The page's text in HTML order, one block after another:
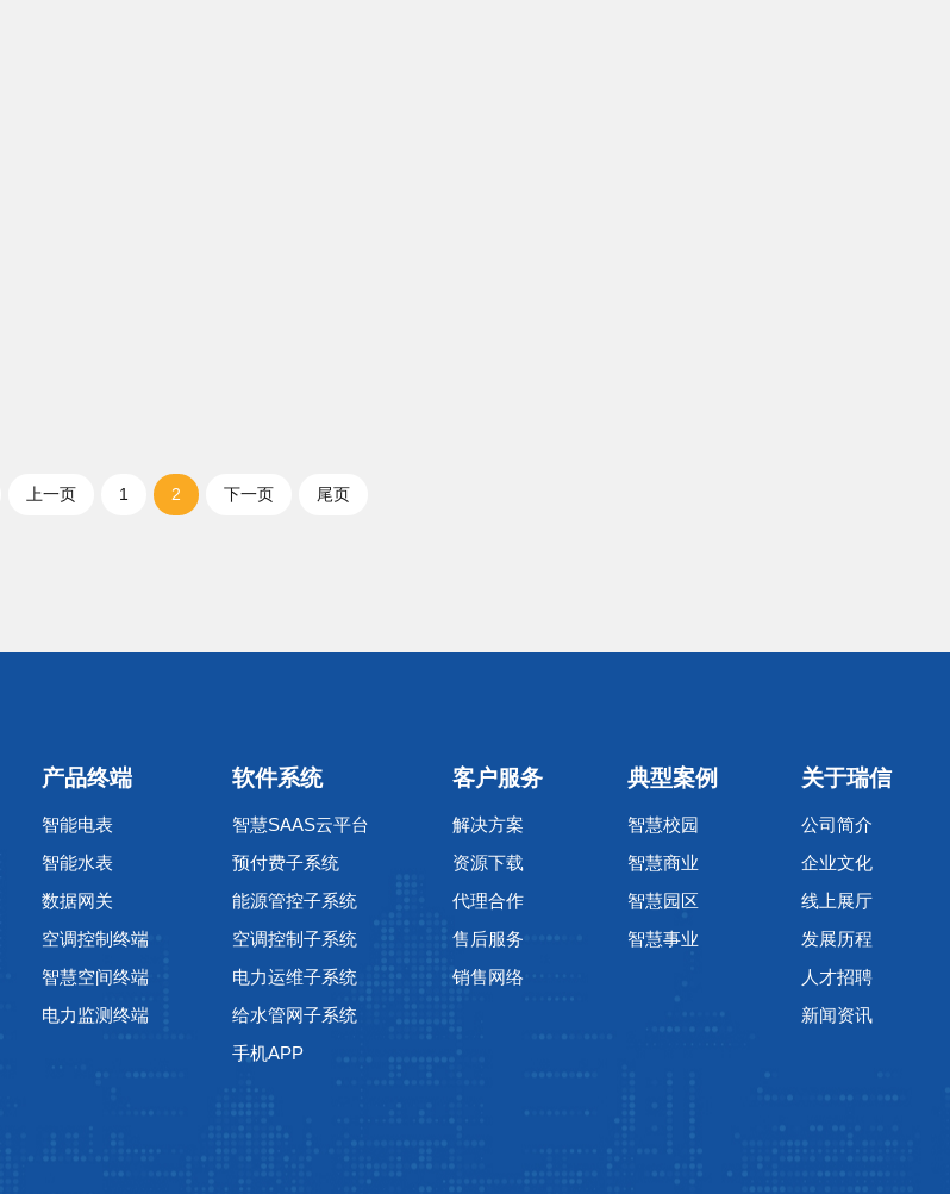
上一页 1 2 下一页 尾页
产品终端
智能电表
智能水表
数据网关
空调控制终端
智慧空间终端
电力监测终端
软件系统
智慧SAAS云平台
预付费子系统
能源管控子系统
空调控制子系统
电力运维子系统
给水管网子系统
手机APP
客户服务
解决方案
资源下载
代理合作
售后服务
销售网络
典型案例
智慧校园
智慧商业
智慧园区
智慧事业
关于瑞信
公司简介
企业文化
线上展厅
发展历程
人才招聘
新闻资讯